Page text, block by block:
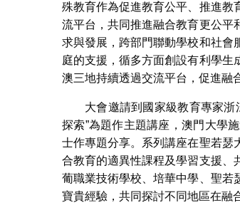
殊教育作為促進教育公平、推進教
流平台，共同推進融合教育更公平
求與發展，跨部門聯動學校和社會
庭的支援，循多方面創設有利學生
澳三地持續透過交流平台，促進融
大會邀請到國家級教育專家
探索”為題作主題講座，澳門大學
士作專題分享。系列講座在聖若瑟
合教育的適異性課程及學習支援、
葡職業技術學校、培華中學、聖若
寶貴經驗，共同探討不同地區在融